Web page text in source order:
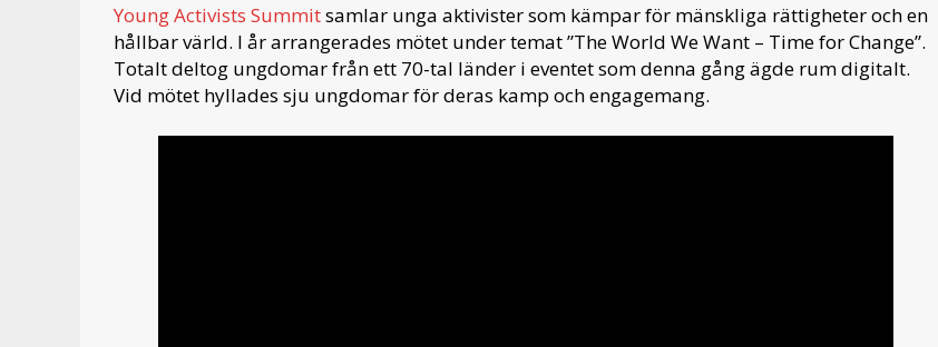
Young Activists Summitsamlar unga aktivister som kämpar för mänskliga rättigheter och en
hållbar värld. I år arrangerades mötet under temat ”The World We Want – Time for Change”.
Totalt deltog ungdomar från ett 70-tal länder i eventet som denna gång ägde rum digitalt.
Vid mötet hyllades sju ungdomar för deras kamp och engagemang.